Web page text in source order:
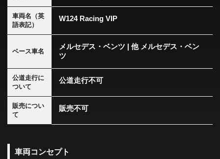
車両名（英
語表記）
W124 Racing VIP
ベース車名
メルセデス・ベンツ | 他 メルセデス・ベン
ツ
公道走行に
ついて
公道走行不可
販売につい
て
販売不可
車両コンセプト